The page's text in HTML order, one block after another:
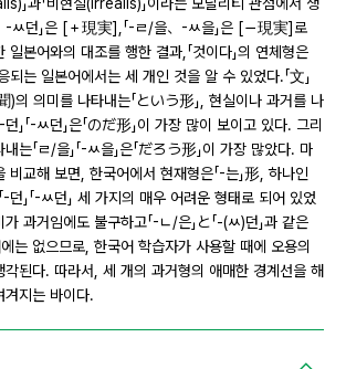
」과「비현실(irrealis)」이라는 모달리티 관점에서 생
-ㅆ던」은 [＋現実],「-ㄹ/을、-ㅆ을」은 [－現実]로
본어와의 대조를 행한 결과,「것이다」의 연체형은
되는 일본어에서는 세 개인 것을 알 수 있었다.「文」
)의 의미를 나타내는「という形」, 현실이나 과거를 나
-던」「-ㅆ던」은「のだ形」이 가장 많이 보이고 있다. 그리
는「ㄹ/을」「-ㅆ을」은「だろう形」이 가장 많았다. 마
교해 보면, 한국어에서 현재형은「-는」形, 하나인
-던」「-ㅆ던」 세 가지의 매우 어려운 형태로 되어 있었
과거임에도 불구하고「-ㄴ/은」と「-(ㅆ)던」과 같은
는 없으므로, 한국어 학습자가 사용할 때에 오용의
된다. 따라서, 세 개의 과거형의 애매한 경계선을 해
겨지는 바이다.